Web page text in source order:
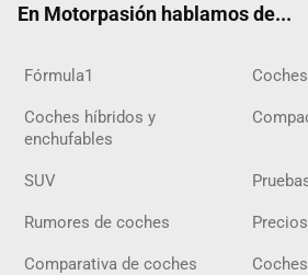
En Motorpasión hablamos de...
Fórmula1
Coches híbridos y
enchufables
SUV
Rumores de coches
Comparativa de coches